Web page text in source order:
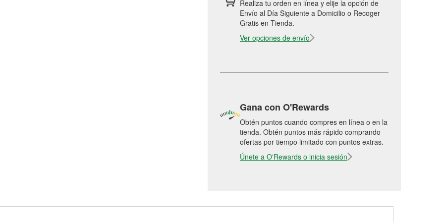
Realiza tu orden en línea y elije la opción de
Envío al Día Siguiente a Domicilio o Recoger
Gratis en Tienda.
Ver opciones de envío
Gana con O'Rewards
Obtén puntos cuando compres en línea o en la
tienda. Obtén puntos más rápido comprando
ofertas por tiempo limitado con puntos extras.
Únete a O'Rewards o inicia sesión